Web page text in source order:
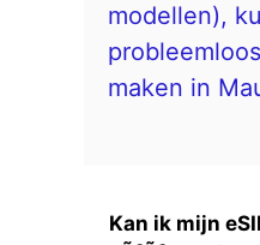
modellen),
maken in
Kan ik mijn